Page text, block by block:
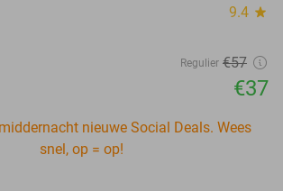
9.4 star
Regulier €57
€37
nieuwe Social Deals. Wees
snel, op = op!